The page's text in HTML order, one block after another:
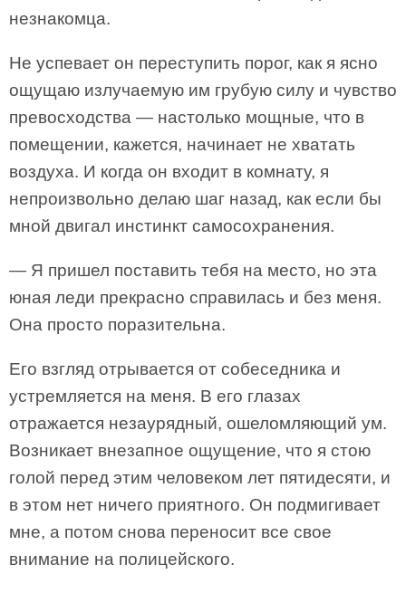
незнакомца.
Не успевает он переступить порог, как я ясно
ощущаю излучаемую им грубую силу и чувство
превосходства — настолько мощные, что в
помещении, кажется, начинает не хватать
воздуха. И когда он входит в комнату, я
непроизвольно делаю шаг назад, как если бы
мной двигал инстинкт самосохранения.
— Я пришел поставить тебя на место, но эта
юная леди прекрасно справилась и без меня.
Она просто поразительна.
Его взгляд отрывается от собеседника и
устремляется на меня. В его глазах
отражается незаурядный, ошеломляющий ум.
Возникает внезапное ощущение, что я стою
голой перед этим человеком лет пятидесяти, и
в этом нет ничего приятного. Он подмигивает
мне, а потом снова переносит все свое
внимание на полицейского.